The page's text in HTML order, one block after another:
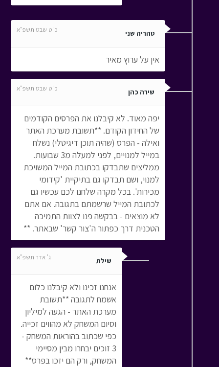
טהריה שני כ"ט שבט תשפ"א
אין על ערוץ מאיר
שירה כהן כ"ט שבט תשפ"א
יפה מאוד. לא קיבלנו את הפרסים הקודמים
של החידון הקודם. **תשובת מערכת האתר
ואילה - הפרס (שהיה תוכן דיגיטלי) נשלח
במייל למנויים, לפני למעלה מ3 שבועות.
ממליצים שתבדקו בכתובת המייל המשויכת
למנוי, ושם תבדקו גם בתיקיית 'קידומי
מכירות'. בכל מקרה שלחנו לכם עכשיו גם
לכתובת המייל שרשמתם בתגובה. אם אתם
לא מוצאים - בבקשה פנו לצוות התמיכה
הטכנית דרך כפתור ה'צור קשר' שבאתר. **
שילת ג' אדר תשפ"א
אנחנו זכינו ולא קיבלנו כלום
אשמח לתגובה **תשובת
מערכת האתר - הגעה למיליון
וסיום המשחק לא מהווים זכייה.
כפי שכתוב בהוראות המשחק -
3 זוכים יבחרו מבין מסיימי
המשחק, ורק הם יזכו בפרס**